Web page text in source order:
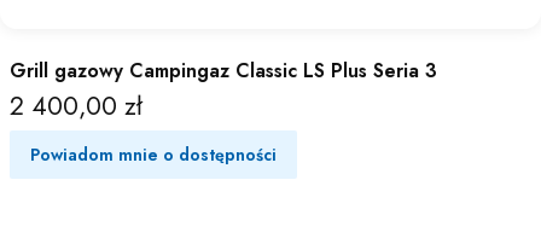
Grill gazowy Campingaz Classic LS Plus Seria 3
Cena
2 400,00 zł
Powiadom mnie o dostępności